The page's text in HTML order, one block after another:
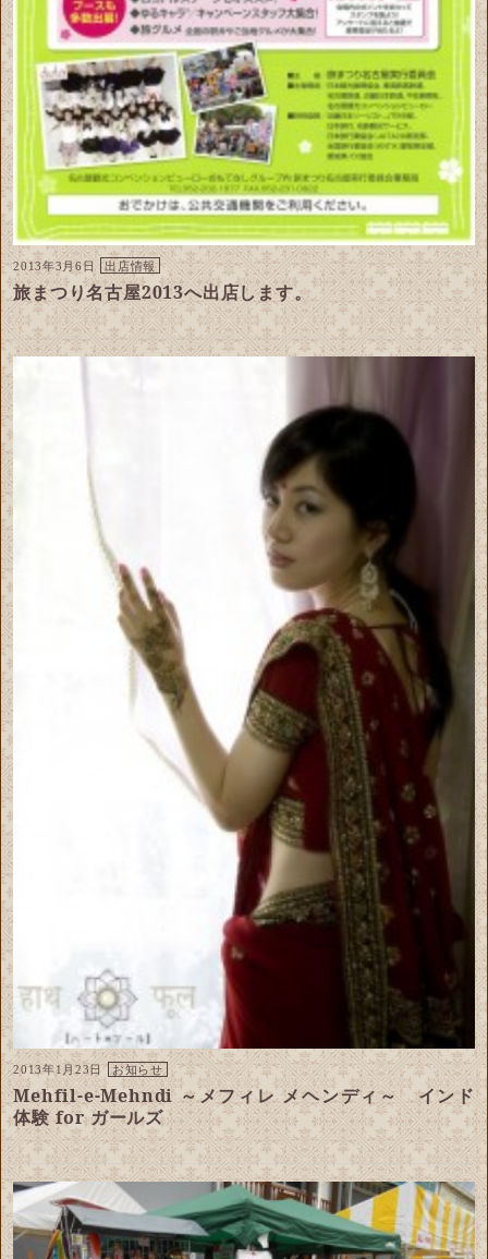
2013年3月6日 出店情報
旅まつり名古屋2013へ出店します。
2013年1月23日 お知らせ
Mehfil-e-Mehndi ～メフィレ メヘンディ～ インド
体験 for ガールズ